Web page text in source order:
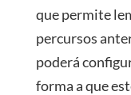
que permite
percursos
poderá
forma a que